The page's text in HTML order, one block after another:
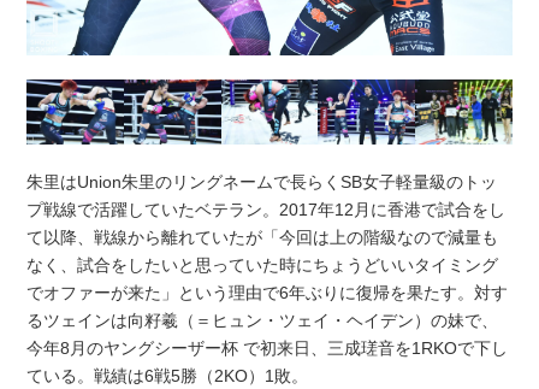
朱里はUnion朱里のリングネームで長らくSB女子軽量級のトッ
プ戦線で活躍していたベテラン。2017年12月に香港で試合をし
て以降、戦線から離れていたが「今回は上の階級なので減量も
なく、試合をしたいと思っていた時にちょうどいいタイミング
でオファーが来た」という理由で6年ぶりに復帰を果たす。対す
るツェインは向籽羲（＝ヒュン・ツェイ・ヘイデン）の妹で、
今年8月のヤングシーザー杯 で初来日、三成瑳音を1RKOで下し
ている。戦績は6戦5勝（2KO）1敗。